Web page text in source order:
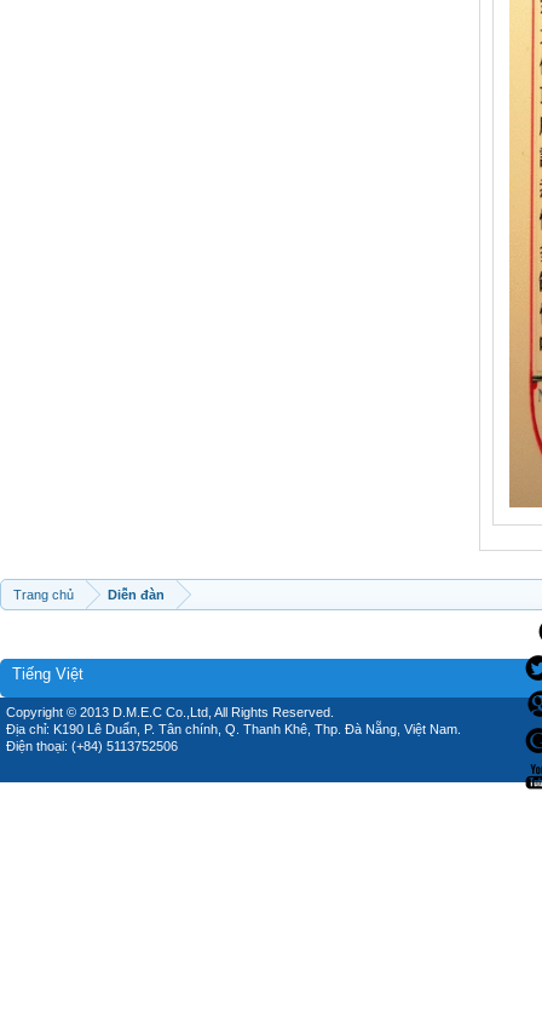
Trang chủ Diễn đàn
Tiếng Việt
Copyright © 2013 D.M.E.C Co.,Ltd, All Rights Reserved.
Địa chỉ: K190 Lê Duẩn, P. Tân chính, Q. Thanh Khê, Thp. Đà Nẵng, Việt Nam.
Điện thoại: (+84) 5113752506